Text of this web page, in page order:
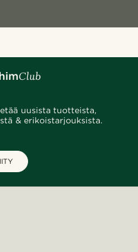
uusista tuotteista,
& erikoistarjouksista.